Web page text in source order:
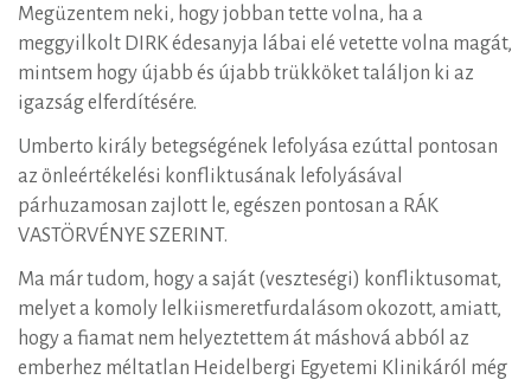
Megüzentem neki, hogy jobban tette volna, ha a
meggyilkolt DIRK édesanyja lábai elé vetette volna magát,
mintsem hogy újabb és újabb trükköket találjon ki az
igazság elferdítésére.
Umberto király betegségének lefolyása ezúttal pontosan
az önleértékelési konfliktusának lefolyásával
párhuzamosan zajlott le, egészen pontosan a RÁK
VASTÖRVÉNYE SZERINT.
Ma már tudom, hogy a saját (veszteségi) konfliktusomat,
melyet a komoly lelkiismeretfurdalásom okozott, amiatt,
hogy a fiamat nem helyeztettem át máshová abból az
emberhez méltatlan Heidelbergi Egyetemi Klinikáról még